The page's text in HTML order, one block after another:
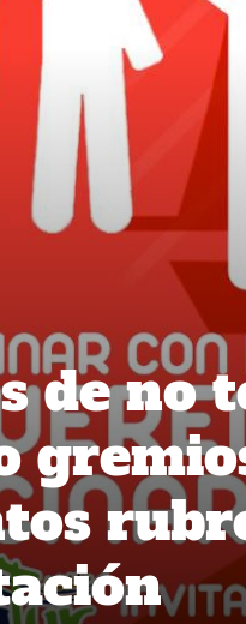
de no